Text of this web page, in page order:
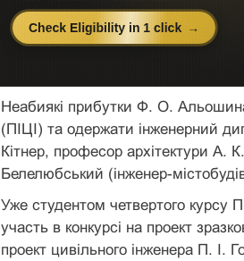
Неабиякі прибутки Ф. О. Альошина
(ПІЦІ) та одержати інженерний
Кітнер, професор архітектури А.
Белелюбський (інженер-
Уже студентом четвертого курсу
участь в конкурсі на проект
проект цивільного інженера П.